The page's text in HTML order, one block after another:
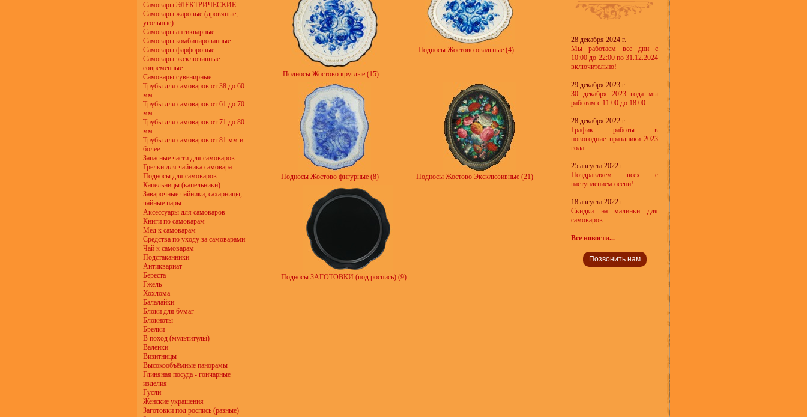
Самовары ЭЛЕКТРИЧЕСКИЕ
Самовары жаровые (дровяные,
угольные)
Самовары антикварные
Самовары комбинированные
Самовары фарфоровые
Самовары эксклюзивные
современные
Самовары сувенирные
Трубы для самоваров от 38 до 60
мм
Трубы для самоваров от 61 до 70
мм
Трубы для самоваров от 71 до 80
мм
Трубы для самоваров от 81 мм и
более
Запасные части для самоваров
Грелки для чайника самовара
Подносы для самоваров
Капельницы (капельники)
Заварочные чайники, сахарницы,
чайные пары
Аксессуары для самоваров
Книги по самоварам
Мёд к самоварам
Средства по уходу за самоварами
Чай к самоварам
Подстаканники
Антиквариат
Береста
Гжель
Хохлома
Балалайки
Блоки для бумаг
Блокноты
Брелки
В поход (мультитулы)
Валенки
Визитницы
Высокообъёмные панорамы
Глиняная посуда - гончарные
изделия
Гусли
Женские украшения
Заготовки под роспись (разные)
Подносы Жостово круглые (15)
Подносы Жостово овальные (4)
Подносы Жостово фигурные (8) Подносы Жостово Эксклюзивные (21)
Подносы ЗАГОТОВКИ (под роспись) (9)
28 декабря 2024 г.
Мы работаем все дни с
10:00 до 22:00 по 31.12.2024
включительно!
29 декабря 2023 г.
30 декабря 2023 года мы
работам с 11:00 до 18:00
28 декабря 2022 г.
График работы в
новогодние праздники 2023
года
25 августа 2022 г.
Поздравляем всех с
наступлением осени!
18 августа 2022 г.
Скидки на малинки для
самоваров
Все новости...
Позвонить нам